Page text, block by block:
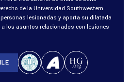
de la Universidad Southwestern.
lesionadas y aporta su dilatada
a los asuntos relacionados con lesiones